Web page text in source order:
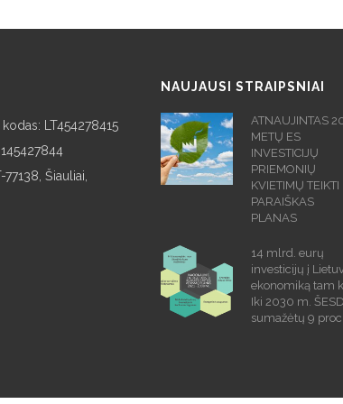
LT454278415
Šiauliai,
NAUJAUSI STRAIPSNIAI
ATNAUJINTAS
METŲ ES
INVESTICIJŲ
PRIEMONIŲ
KVIETIMŲ TEIKTI
PARAIŠKAS
PLANAS
14 mlrd. eurų
investicijų į
ekonomiką tam
Iki 2030 m. ŠESD
sumažėtų 9 proc.